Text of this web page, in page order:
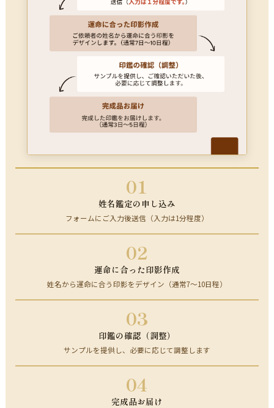
01
姓名鑑定の申し込み
フォームにご入力後送信（入力は1分程度）
02
運命に合った印影作成
姓名から運命に合う印影をデザイン（通常7～10日程）
03
印鑑の確認（調整）
サンプルを提供し、必要に応じて調整します
04
完成品お届け